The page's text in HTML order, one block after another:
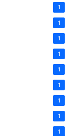
1
1
1
1
1
1
1
1
1